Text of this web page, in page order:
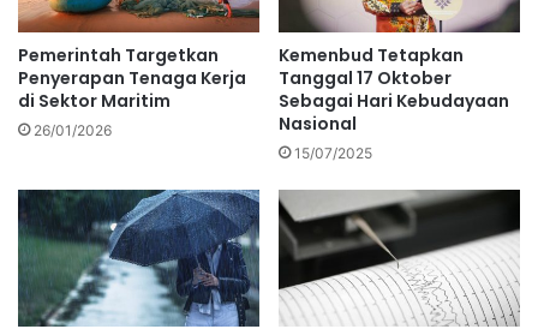
Pemerintah Targetkan
Penyerapan Tenaga Kerja
di Sektor Maritim
26/01/2026
Kemenbud Tetapkan
Tanggal 17 Oktober
Sebagai Hari Kebudayaan
Nasional
15/07/2025